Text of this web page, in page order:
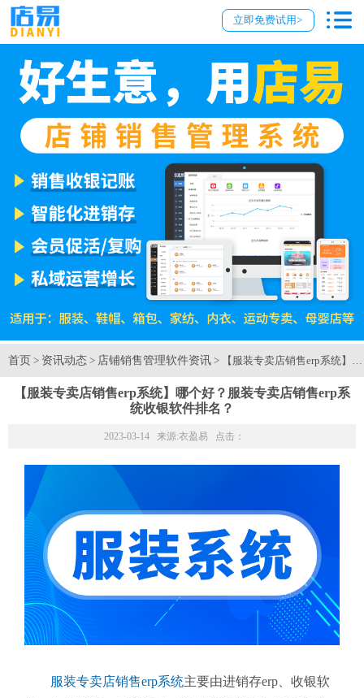
立即免费试用>
首页 > 资讯动态 > 店铺销售管理软件资讯 > 【服装专卖店销售erp系统】
【服装专卖店销售erp系统】哪个好？服装专卖店销售erp系
统收银软件排名？
2023-03-14 来源:衣盈易 点击：
服装专卖店销售erp系统主要由进销存erp、收银软